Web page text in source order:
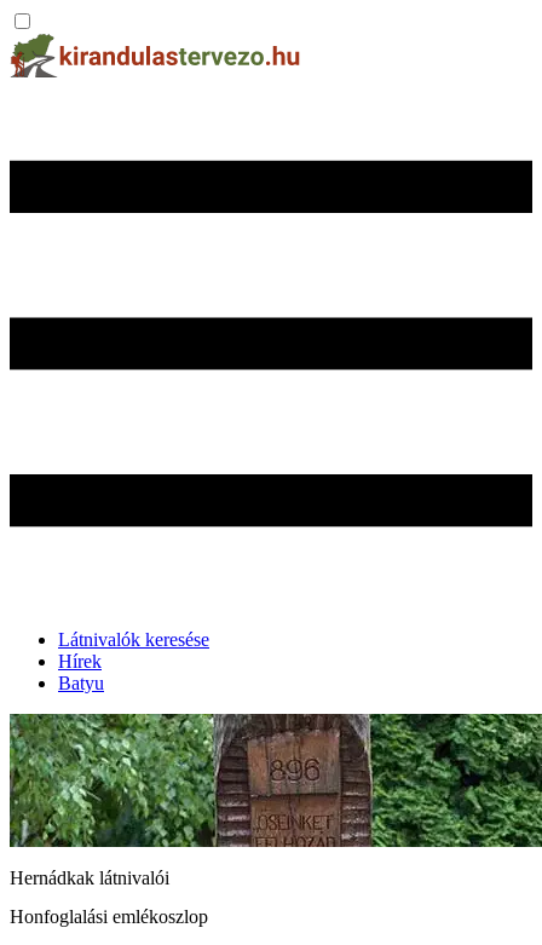
Látnivalók keresése
Hírek
Batyu
Hernádkak látnivalói
Honfoglalási emlékoszlop